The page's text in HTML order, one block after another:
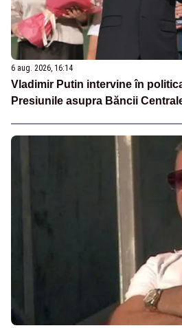
6 aug. 2026, 16:14
Vladimir Putin intervine în
Presiunile asupra Băncii